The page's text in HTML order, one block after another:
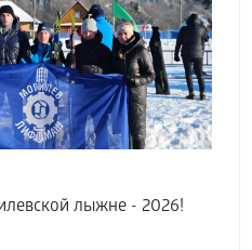
лыжне - 2026!